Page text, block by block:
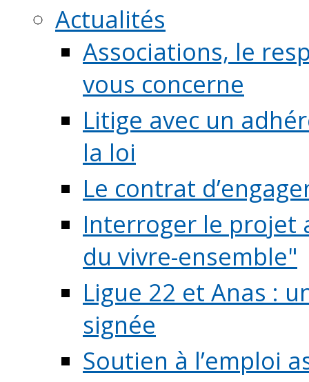
Actualités
Associations, le
vous concerne
Litige avec un
la loi
Le contrat
Interroger le projet
du vivre-ensemble"
Ligue 22 et Anas :
signée
Soutien à l’emploi